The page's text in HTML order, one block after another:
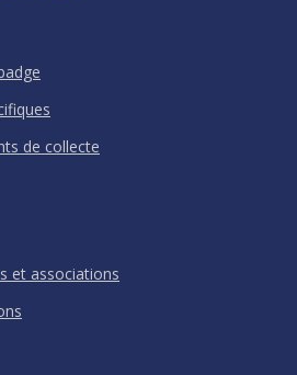
de collecte
et associations